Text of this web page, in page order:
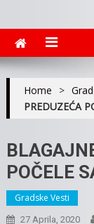
Home >
PREDUZEĆA
POČELE
Gradske Vesti
27 Aprila, 2020